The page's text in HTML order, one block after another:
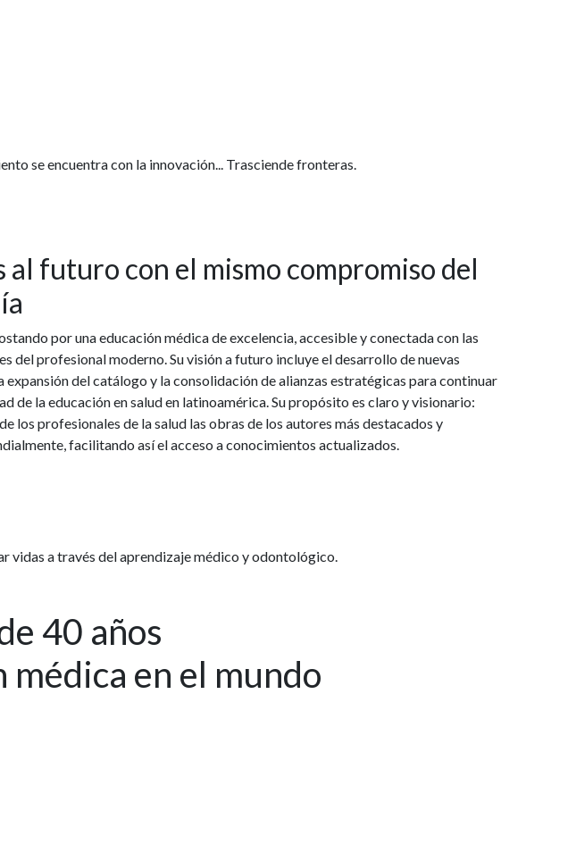
se encuentra con la innovación... Trasciende fronteras.
al futuro con el mismo compromiso del
por una educación médica de excelencia, accesible y conectada con las
del profesional moderno. Su visión a futuro incluye el desarrollo de nuevas
expansión del catálogo y la consolidación de alianzas estratégicas para continuar
de la educación en salud en latinoamérica. Su propósito es claro y visionario:
los profesionales de la salud las obras de los autores más destacados y
facilitando así el acceso a conocimientos actualizados.
vidas a través del aprendizaje médico y odontológico.
40 años
médica en el mundo